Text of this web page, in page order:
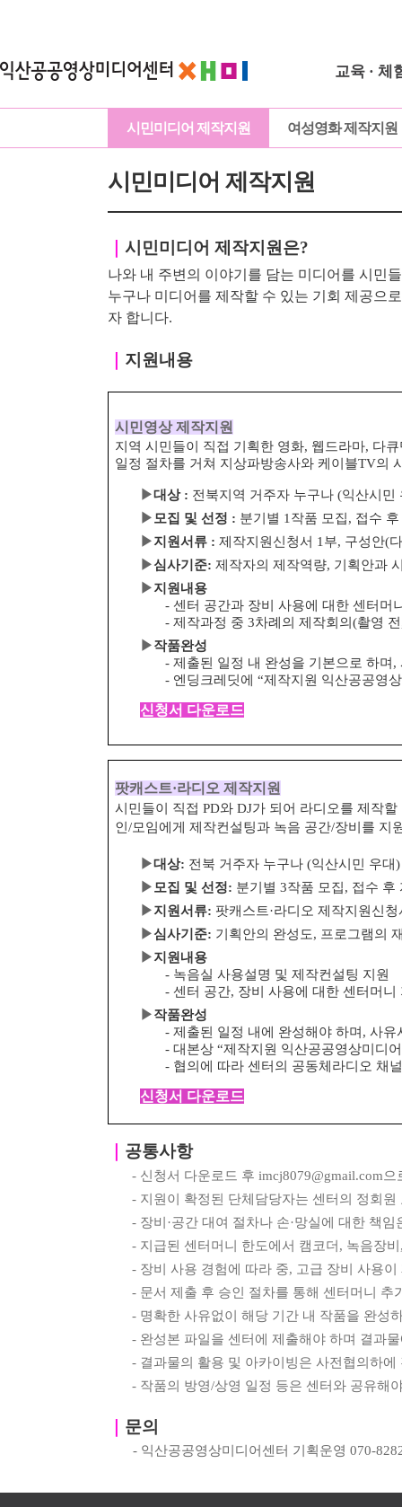
교육 · 체
시민미디어 제작지원 여성영화 제작지원
시민미디어 제작지원
시민미디어 제작지원은?
나와 내 주변의 이야기를 담는 미디어를 시민
누구나 미디어를 제작할 수 있는 기회 제공으
자 합니다.
지원내용
시민영상 제작지원
지역 시민들이 직접 기획한 영화, 웹드라마, 다
일정 절차를 거쳐 지상파방송사와 케이블TV의
▶대상 : 전북지역 거주자 누구나 (익산시민
▶ 모집 및 선정 : 분기별 1 작품 모집, 접수
▶지원서류 : 제작지원신청서 1 부, 구성안(
▶심사기준: 제작자의 제작역량, 기획안과
▶지원내용
- 센터 공간과 장비 사용에 대한 센터머
- 제작과정 중 3차례의 제작회의 (촬영 전
▶작품완성
- 제출된 일정 내 완성을 기본으로 하며 ,
- 엔딩크레딧에 “제작지원 익산공공영
신청서 다운로드
팟캐스트·라디오 제작지원
시민들이 직접 PD와 DJ가 되어 라디오를 제작
인 /모임에게 제작컨설팅과 녹음 공간/장비를 지
▶대상: 전북 거주자 누구나 (익산시민 우대)
▶ 모집 및 선정: 분기별 3작품 모집, 접수 후
▶지원서류: 팟캐스트·라디오 제작지원신
▶심사기준: 기획안의 완성도, 프로그램의
▶지원내용
- 녹음실 사용설명 및 제작컨설팅 지원
- 센터 공간, 장비 사용에 대한 센터머니
▶작품완성
- 제출된 일정 내에 완성해야 하며 , 사유
- 대본상 “제작지원 익산공공영상미디
- 협의에 따라 센터의 공동체라디오 채
신청서 다운로드
공통사항
- 신청서 다운로드 후 imcj8079@gmail.com으
- 지원이 확정된 단체담당자는 센터의 정회
- 장비 ·공간 대여 절차나 손·망실에 대한 책임
- 지급된 센터머니 한도에서 캠코더 , 녹음장비
- 장비 사용 경험에 따라 중, 고급 장비 사용
- 문서 제출 후 승인 절차를 통해 센터머니 추
- 명확한 사유없이 해당 기간 내 작품을 완성
- 완성본 파일을 센터에 제출해야 하며 결과
- 결과물의 활용 및 아카이빙은 사전협의하에
- 작품의 방영/상영 일정 등은 센터와 공유해
문의
- 익산공공영상미디어센터 기획운영 070-